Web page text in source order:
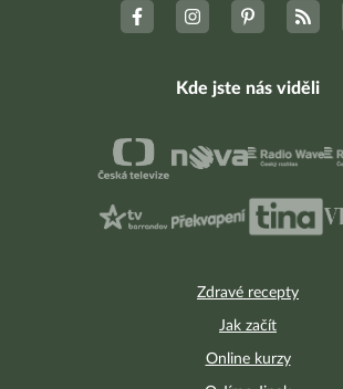
Zdravé recepty
Jak začít
Online kurzy
Kde jste nás viděli